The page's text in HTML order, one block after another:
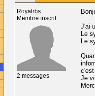
Royalrbs
Membre inscrit
2 messages
J'ai
Le
Le
Je